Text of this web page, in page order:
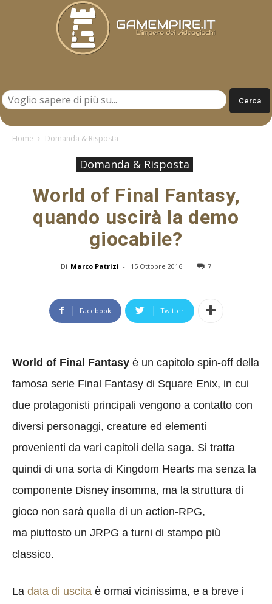
Home Domanda & Risposta
Domanda & Risposta
World of Final Fantasy,
quando uscirà la demo
giocabile?
Di Marco Patrizi - 15 Ottobre 2016 7
Facebook Twitter
World of Final Fantasy è un capitolo spin-off della
famosa serie Final Fantasy di Square Enix, in cui
due protagonisti principali vengono a contatto con
diversi personaggi, creature ed elementi
provenienti da vari capitoli della saga. Si tratta
quindi di una sorta di Kingdom Hearts ma senza la
componente Disney insomma, ma la struttura di
gioco non sarà quella di un action-RPG,
ma piuttosto un JRPG a turni di stampo più
classico.
La data di uscita è ormai vicinissima, e a breve i